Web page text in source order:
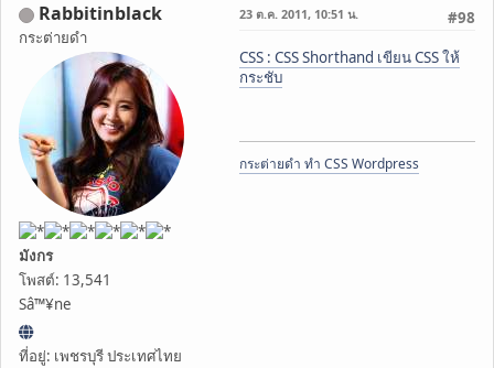
Rabbitinblack
กระต่ายดำ
มังกร
โพสต์: 13,541
Sâ™¥ne
ที่อยู่: เพชรบุรี ประเทศไทย
#98
23 ต.ค. 2011, 10:51 น.
CSS : CSS Shorthand เขียน CSS ให้
กระชับ
กระต่ายดำ ทำ CSS Wordpress